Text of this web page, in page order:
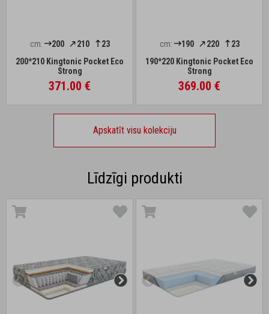
cm: 200 210
23
200*210 Kingtonic Pocket Eco
Strong
371.00 €
cm: 190 220
23
190*220 Kingtonic Pocket Eco
Strong
369.00 €
Apskatīt visu kolekciju
Līdzīgi produkti